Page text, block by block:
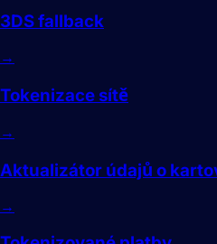
3DS fallback
→
Tokenizace sítě
→
Aktualizátor údajů o
→